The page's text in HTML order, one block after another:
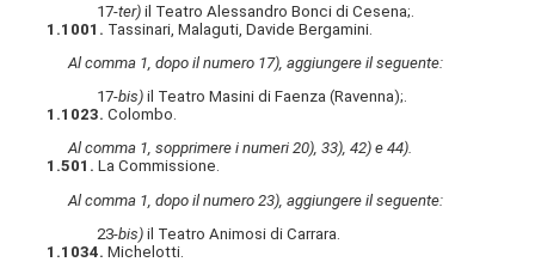
17-ter) il Teatro Alessandro Bonci di Cesena;.
1.1001. Tassinari, Malaguti, Davide Bergamini.
Al comma 1, dopo il numero 17), aggiungere il seguente:
17-bis) il Teatro Masini di Faenza (Ravenna);.
1.1023. Colombo.
Al comma 1, sopprimere i numeri 20), 33), 42) e 44).
1.501. La Commissione.
Al comma 1, dopo il numero 23), aggiungere il seguente:
23-bis) il Teatro Animosi di Carrara.
1.1034. Michelotti.